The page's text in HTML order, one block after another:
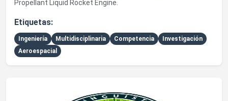
Propellant Liquid Rocket Engine.
Etiquetas:
Ingeniería Multidisciplinaria Competencia
Investigación
Aeroespacial